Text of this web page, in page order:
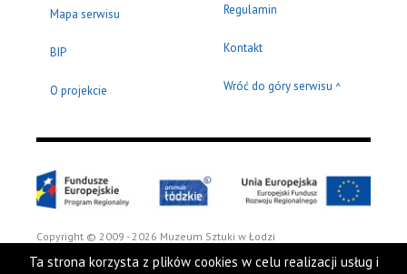
Mapa serwisu
BIP
O projekcie
Regulamin
Kontakt
Wróć do góry serwisu ^
Copyright © 2009 - 2026 Muzeum Sztuki w Łodzi
Ta strona korzysta z plików cookies w celu realizacji usług i